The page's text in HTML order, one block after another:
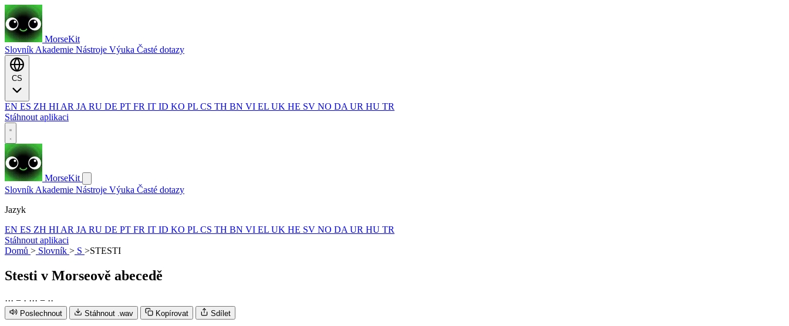
MorseKit
Slovník Akademie Nástroje Výuka Časté dotazy
EN ES ZH HI AR JA RU DE PT FR IT ID KO PL CS TH BN VI EL UK HE SV NO DA UR HU TR
Stáhnout aplikaci
MorseKit
Slovník Akademie Nástroje Výuka Časté dotazy
Jazyk
EN ES ZH HI AR JA RU DE PT FR IT ID KO PL CS TH BN VI EL UK HE SV NO DA UR HU TR
Stáhnout aplikaci
Domů > Slovník > S >STESTI
Stesti v Morseově abecedě
··· − · ··· − ··
Poslechnout Stáhnout .wav Kopírovat Sdílet